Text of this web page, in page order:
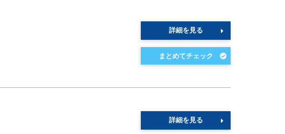
詳細を見る
詳細を見る